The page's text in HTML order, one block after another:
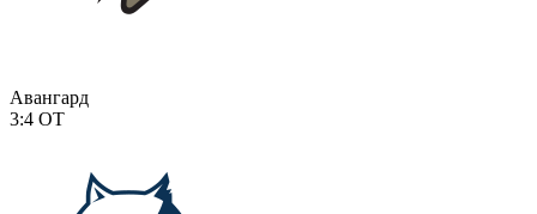
Авангард
3:4 ОТ